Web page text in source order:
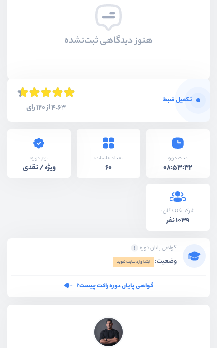
هنوز دیدگاهی ثبت‌نشده
تکمیل ضبط
4.63 از 120 رای
مدت دوره
08:53:32
تعداد جلسات:
60
نوع دوره:
ویژه / نقدی
شرکت‌کنندگان:
1039 نفر
گواهی پایان دوره
وضعیت: ابتدا وارد سایت شوید
گواهی پایان دوره راکت چیست؟